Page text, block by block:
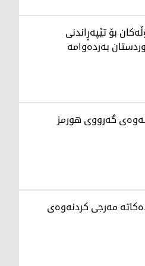
بۆ تێپەڕاندنی
بەردەوامە
گەرووی هورمز
مەرجی کردنەوەی